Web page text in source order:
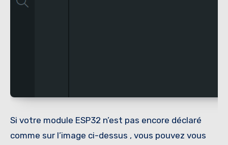
Si votre module ESP32 n’est pas encore déclaré
comme sur l’image ci-dessus , vous pouvez vous